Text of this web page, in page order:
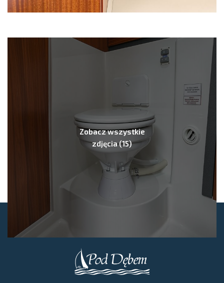
Zobacz wszystkie
zdjęcia (15)